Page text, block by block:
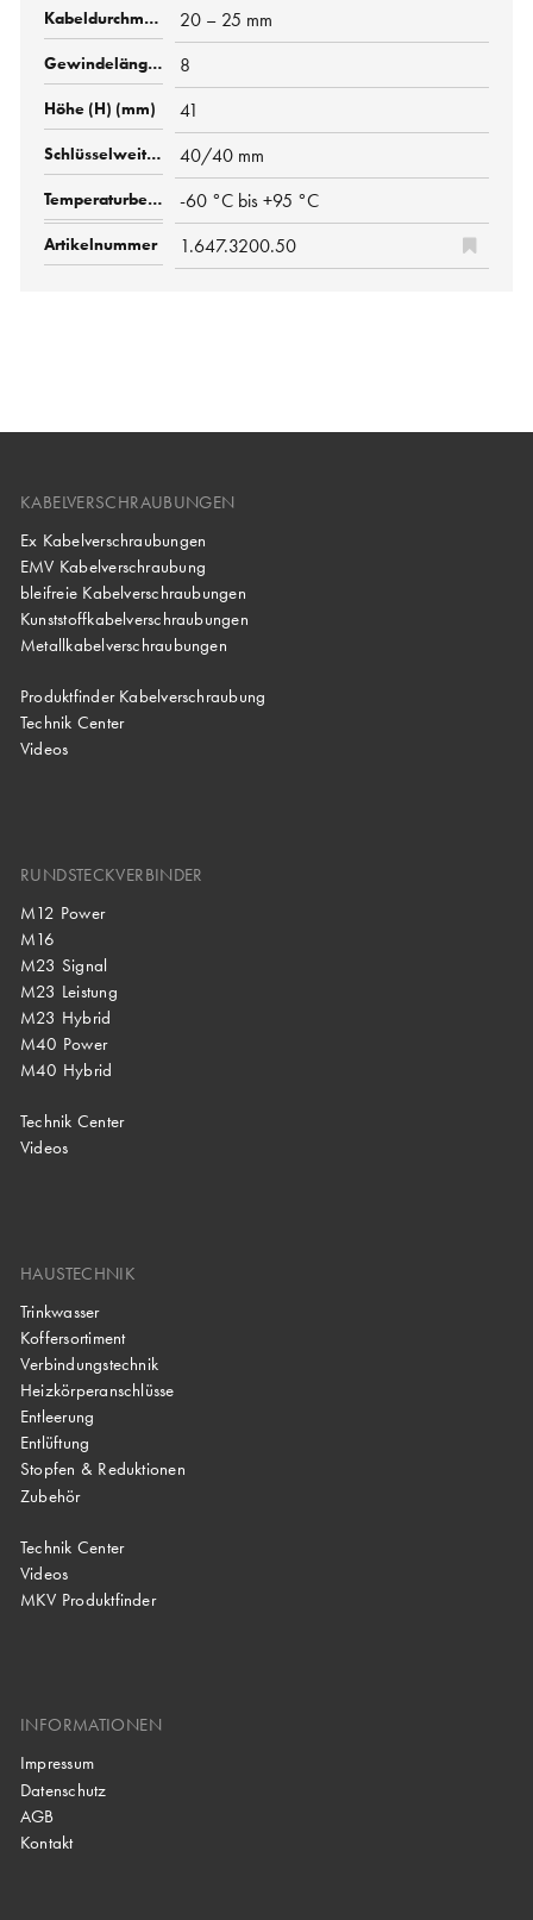
20 – 25 mm
8
41
40/40 mm
-60 °C bis +95 °C
1.647.3200.50
KABELVERSCHRAUBUNGEN
Ex Kabelverschraubungen
EMV Kabelverschraubung
bleifreie Kabelverschraubungen
Kunststoffkabelverschraubungen
Metallkabelverschraubungen
Produktfinder Kabelverschraubung
Technik Center
Videos
RUNDSTECKVERBINDER
M12 Power
M16
M23 Signal
M23 Leistung
M23 Hybrid
M40 Power
M40 Hybrid
Technik Center
Videos
HAUSTECHNIK
Trinkwasser
Koffersortiment
Verbindungstechnik
Heizkörperanschlüsse
Entleerung
Entlüftung
Stopfen & Reduktionen
Zubehör
Technik Center
Videos
MKV Produktfinder
INFORMATIONEN
Impressum
Datenschutz
AGB
Kontakt